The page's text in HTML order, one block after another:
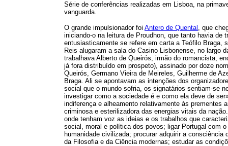
Série de conferências realizadas em Lisboa, na
vanguarda.
O grande impulsionador foi Antero de Quental , que
iniciando-o na leitura de Proudhon, que tanto havia de
entusiasticamente se refere em carta a Teófilo Braga,
Reis alugaram a sala do Casino Lisbonense, no largo
trabalhava Alberto de Queirós, irmão do romancista,
já fora distribuído em prospeto), assinado por doze
Queirós, Germano Vieira de Meireles, Guilherme de
Braga. Ali se apontavam as intenções dos
social que o mundo sofria, os signatários sentiam-se
investigar como a sociedade é e como ela deve de
indiferença e alheamento relativamente às prementes
criminosa e esterilizadora das energias vitais da
onde tenham voz as ideias e os trabalhos que
social, moral e política dos povos; ligar Portugal com
humanidade civilizada; procurar adquirir a
da Filosofia e da Ciência modernas; estudar as